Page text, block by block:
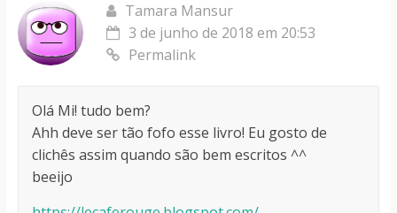
Tamara Mansur
3 de junho de 2018 em 20:53
Permalink
Olá Mi! tudo bem?
Ahh deve ser tão fofo esse livro! Eu gosto de
clichês assim quando são bem escritos ^^
beeijo